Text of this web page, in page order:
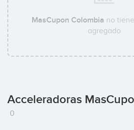
MasCupon Colombia no
agregado
Acceleradoras
0